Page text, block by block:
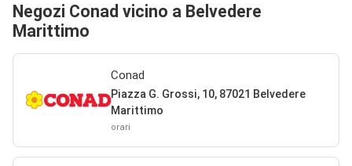
Negozi Conad vicino a Belvedere
Marittimo
Conad
Piazza G. Grossi, 10, 87021 Belvedere
Marittimo
orari